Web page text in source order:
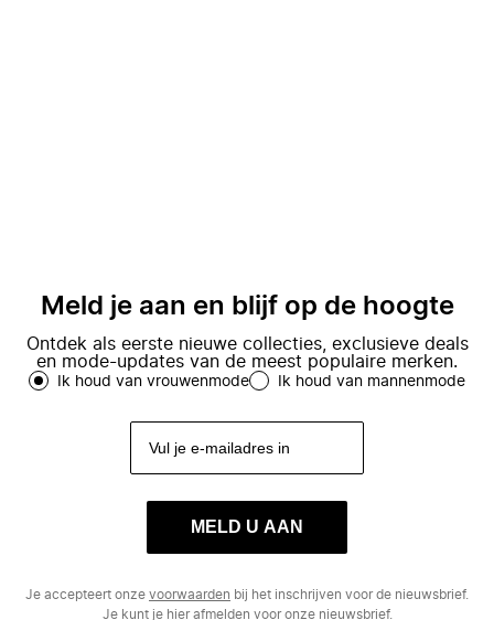
Meld je aan en blijf op de hoogte
Ontdek als eerste nieuwe collecties, exclusieve deals
en mode-updates van de meest populaire merken.
Ik houd van vrouwenmode Ik houd van mannenmode
MELD U AAN
Je accepteert onze voorwaarden bij het inschrijven voor de nieuwsbrief.
Je kunt je hierafmelden voor onze nieuwsbrief.